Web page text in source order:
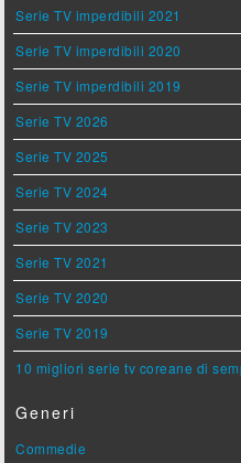
Serie TV imperdibili 2021
Serie TV imperdibili 2020
Serie TV imperdibili 2019
Serie TV 2026
Serie TV 2025
Serie TV 2024
Serie TV 2023
Serie TV 2021
Serie TV 2020
Serie TV 2019
10 migliori serie tv coreane di
Generi
Commedie